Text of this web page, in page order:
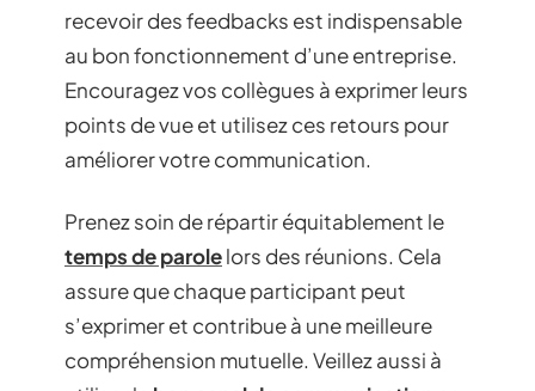
recevoir des feedbacks est indispensable
au bon fonctionnement d’une entreprise.
Encouragez vos collègues à exprimer leurs
points de vue et utilisez ces retours pour
améliorer votre communication.
Prenez soin de répartir équitablement le
temps de parolelors des réunions. Cela
assure que chaque participant peut
s’exprimer et contribue à une meilleure
compréhension mutuelle. Veillez aussi à